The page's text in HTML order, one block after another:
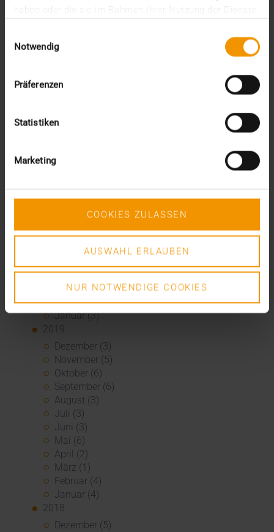
Notwendig
Präferenzen
Statistiken
Marketing
COOKIES ZULASSEN
AUSWAHL ERLAUBEN
NUR NOTWENDIGE COOKIES
September (1)
August (1)
Mai (5)
Februar (1)
Dezember (4)
August (4)
Juli (3)
Juni (2)
April (4)
März (6)
Februar (6)
Januar (3)
2019
Dezember (3)
November (5)
Oktober (6)
September (6)
August (3)
Juli (3)
Juni (3)
Mai (6)
April (2)
März (1)
Februar (4)
Januar (4)
2018
Dezember (5)